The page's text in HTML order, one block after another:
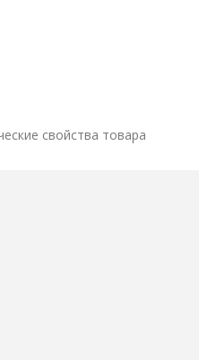
свойства товара